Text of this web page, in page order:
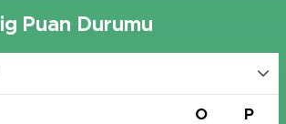
Puan Durumu
O P